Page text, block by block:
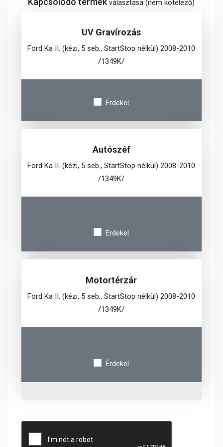
választása (nem kötelező)
UV Gravírozás
Ford Ka II. (kézi, 5 seb., StartStop nélkül) 2008-2010
/1349K/
Érdekel
Autószéf
Ford Ka II. (kézi, 5 seb., StartStop nélkül) 2008-2010
/1349K/
Érdekel
Motortérzár
Ford Ka II. (kézi, 5 seb., StartStop nélkül) 2008-2010
/1349K/
Érdekel